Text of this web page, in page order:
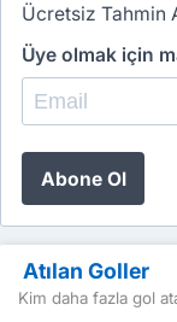
Ücretsiz Tahmin
Üye olmak için
Abone Ol
Atılan Goller
Kim daha fazla gol